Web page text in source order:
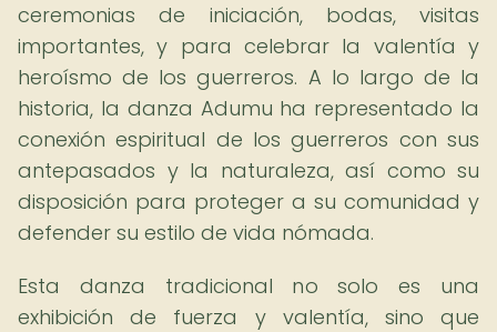
ceremonias de iniciación, bodas, visitas
importantes, y para celebrar la valentía y
heroísmo de los guerreros. A lo largo de la
historia, la danza Adumu ha representado la
conexión espiritual de los guerreros con sus
antepasados y la naturaleza, así como su
disposición para proteger a su comunidad y
defender su estilo de vida nómada.
Esta danza tradicional no solo es una
exhibición de fuerza y valentía, sino que